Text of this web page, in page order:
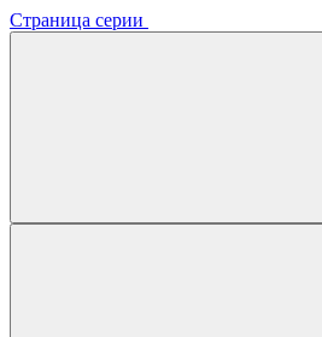
Страница серии